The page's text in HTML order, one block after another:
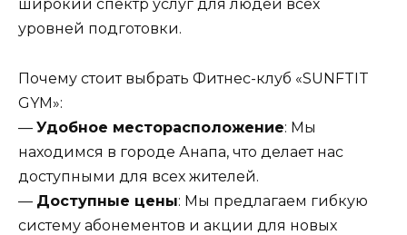
широкий спектр услуг для людей всех
уровней подготовки.
Почему стоит выбрать Фитнес-клуб «SUNFTIT
GYM»:
— Удобное месторасположение: Мы
находимся в городе Анапа, что делает нас
доступными для всех жителей.
— Доступные цены: Мы предлагаем гибкую
систему абонементов и акции для новых